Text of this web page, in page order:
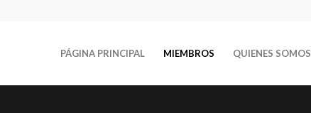
PÁGINA PRINCIPAL MIEMBROS QUIENES SOMOS